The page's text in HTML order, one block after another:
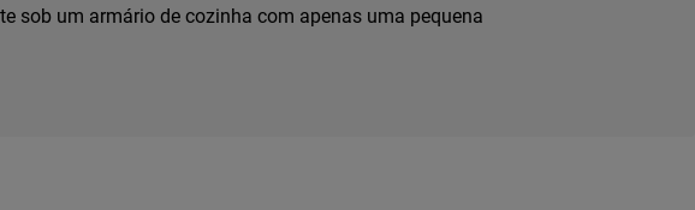
sob um armário de cozinha com apenas uma pequena